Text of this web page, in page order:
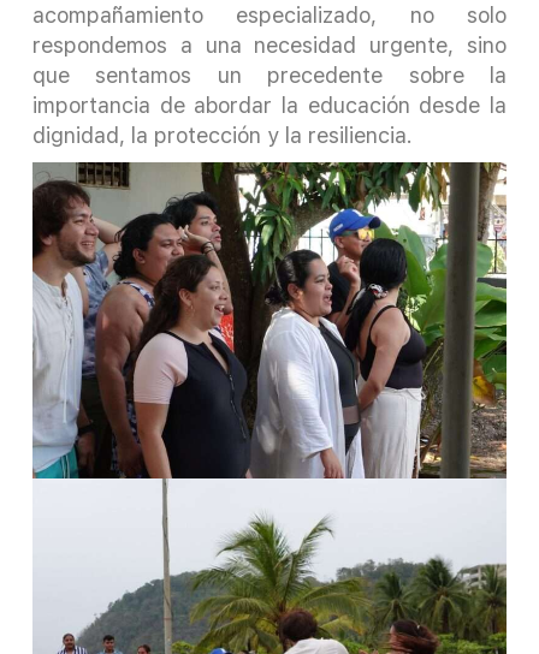
acompañamiento especializado, no solo
respondemos a una necesidad urgente, sino
que sentamos un precedente sobre la
importancia de abordar la educación desde la
dignidad, la protección y la resiliencia.